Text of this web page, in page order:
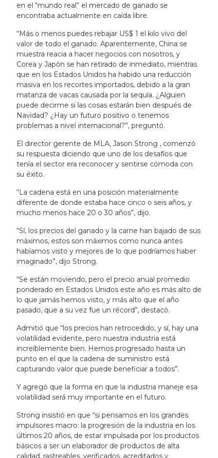
en el “mundo real” el mercado de ganado se
encontraba actualmente en caída libre.
“Más o menos puedes rebajar US$ 1 el kilo vivo del
valor de todo el ganado. Aparentemente, China se
muestra reacia a hacer negocios con nosotros, y
Corea y Japón se han retirado de inmediato, mientras
que en los Estados Unidos ha habido una reducción
masiva en los recortes importados, debido a la gran
matanza de vacas causada por la sequía. ¿Alguien
puede decirme si las cosas estarán bien después de
Navidad? ¿Hay un futuro positivo o tenemos
problemas a nivel internacional?”, preguntó.
El director gerente de MLA, Jason Strong , comenzó
su respuesta diciendo que uno de los desafíos que
tenía el sector era reconocer y sentirse cómoda con
su éxito.
“La cadena está en una posición materialmente
diferente de donde estaba hace cinco o seis años, y
mucho menos hace 20 o 30 años”, dijo.
“Sí, los precios del ganado y la carne han bajado de sus
máximos, estos son máximos como nunca antes
habíamos visto y mejores de lo que podríamos haber
imaginado”, dijo Strong.
“Se están moviendo, pero el precio anual promedio
ponderado en Estados Unidos este año es más alto de
lo que jamás hemos visto, y más alto que el año
pasado, que a su vez fue un récord”, destacó.
Admitió que “los precios han retrocedido, y sí, hay una
volatilidad evidente, pero nuestra industria está
increíblemente bien. Hemos progresado hasta un
punto en el que la cadena de suministro está
capturando valor que puede beneficiar a todos”.
Y agregó que la forma en que la industria maneje esa
volatilidad será muy importante en el futuro.
Strong insistió en que “si pensamos en los grandes
impulsores macro: la progresión de la industria en los
últimos 20 años, de estar impulsada por los productos
básicos a ser un elaborador de productos de alta
calidad, rastreables, verificados, acreditados y